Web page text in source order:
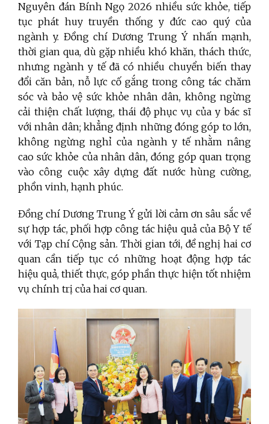
Nguyên đán Bính Ngọ 2026 nhiều sức khỏe, tiếp
tục phát huy truyền thống y đức cao quý của
ngành y. Đồng chí Dương Trung Ý nhấn mạnh,
thời gian qua, dù gặp nhiều khó khăn, thách thức,
nhưng ngành y tế đã có nhiều chuyển biến thay
đổi căn bản, nỗ lực cố gắng trong công tác chăm
sóc và bảo vệ sức khỏe nhân dân, không ngừng
cải thiện chất lượng, thái độ phục vụ của y bác sĩ
với nhân dân; khẳng định những đóng góp to lớn,
không ngừng nghỉ của ngành y tế nhằm nâng
cao sức khỏe của nhân dân, đóng góp quan trọng
vào công cuộc xây dựng đất nước hùng cường,
phồn vinh, hạnh phúc.
Đồng chí Dương Trung Ý gửi lời cảm ơn sâu sắc về
sự hợp tác, phối hợp công tác hiệu quả của Bộ Y tế
với Tạp chí Cộng sản. Thời gian tới, đề nghị hai cơ
quan cần tiếp tục có những hoạt động hợp tác
hiệu quả, thiết thực, góp phần thực hiện tốt nhiệm
vụ chính trị của hai cơ quan.